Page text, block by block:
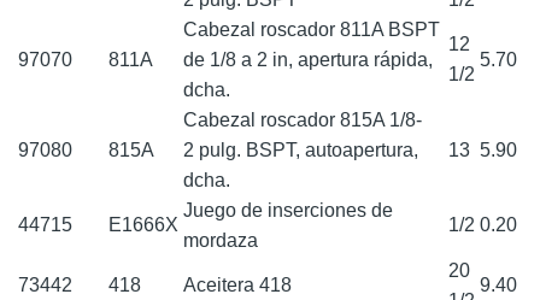
97070 811A
Cabezal roscador 811A BSPT
de 1/8 a 2 in, apertura rápida,
dcha.
12
1/2
5.70
97080 815A
Cabezal roscador 815A 1/8-
2 pulg. BSPT, autoapertura,
dcha.
13 5.90
44715 E1666X
Juego de inserciones de
mordaza
1/2 0.20
73442 418 Aceitera 418
20
9.40